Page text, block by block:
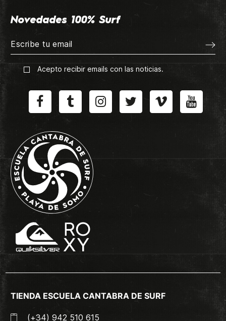
Novedades 100% Surf
Acepto recibir emails con las noticias.
TIENDA ESCUELA CANTABRA DE SURF
(+34) 942 510 615